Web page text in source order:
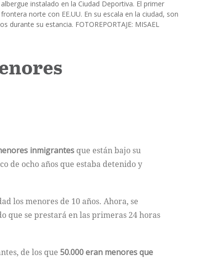
instalado en la Ciudad Deportiva. El primer
norte con EE.UU. En su escala en la ciudad, son
su estancia. FOTOREPORTAJE: MISAEL
inmigrantes que están bajo su
de ocho años que estaba detenido y
los menores de 10 años. Ahora, se
que se prestará en las primeras 24 horas
de los que 50.000 eran menores que